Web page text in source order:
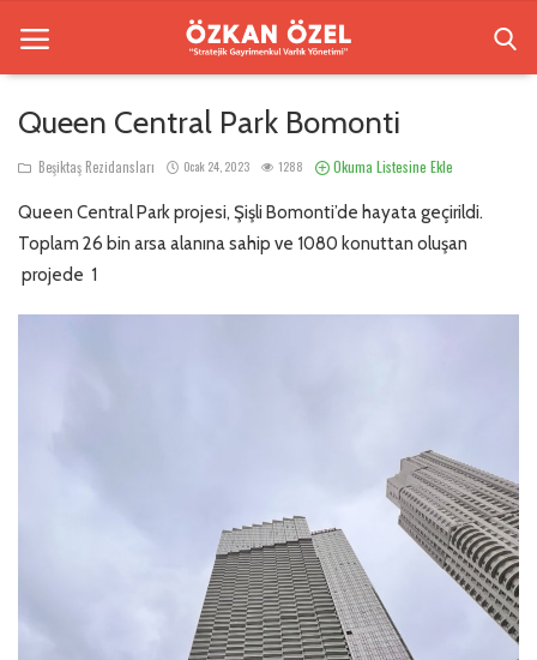
Anasayfa
Beşiktaş Rezidansları
İletişim
Bilgilendirme
Queen Central Park Bomonti
Beşiktaş Rezidansları Ocak 24, 2023 1288 Okuma Listesine Ekle
Queen Central Park projesi, Şişli Bomonti’de hayata geçirildi.
Toplam 26 bin arsa alanına sahip ve 1080 konuttan oluşan
projede 1